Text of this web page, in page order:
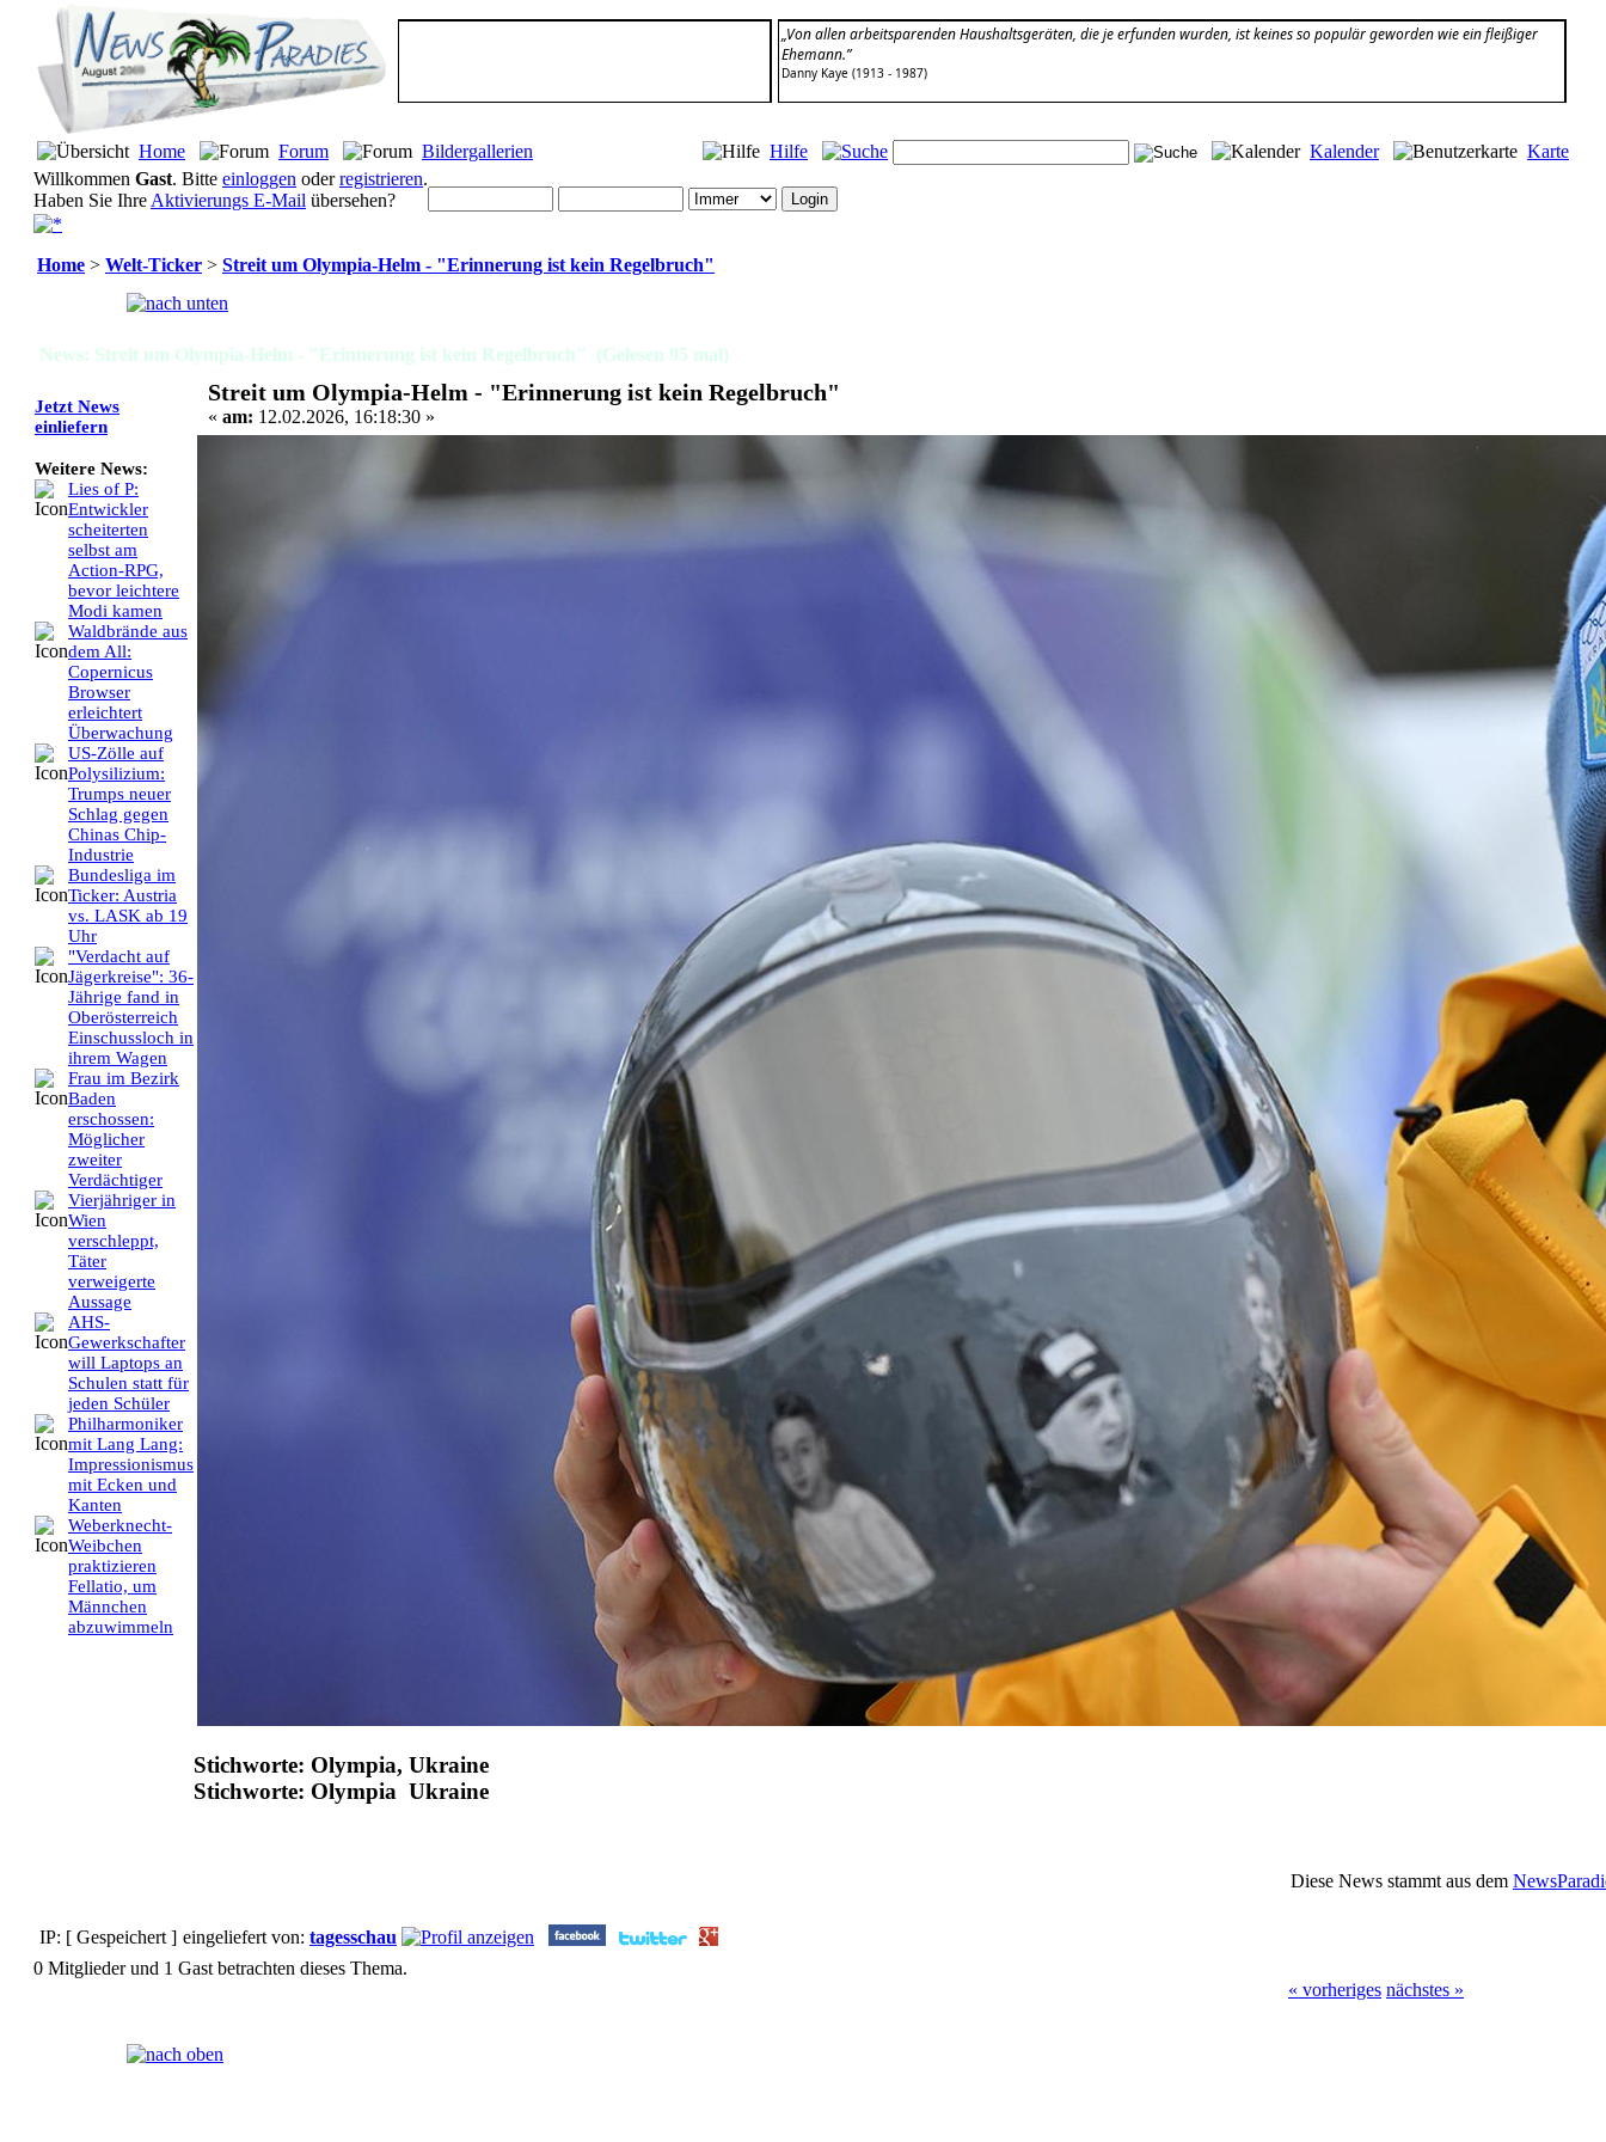
„Von allen arbeitsparenden Haushaltsgeräten, die je erfunden wurden, ist keines so populär geworden wie ein fleißiger
Ehemann.”
Danny Kaye (1913 - 1987)
Home Forum Bildergallerien Hilfe Kalender
Karte
Willkommen Gast. Bitte einloggen oderregistrieren.
Haben Sie Ihre Aktivierungs E-Mail übersehen?
Home > Welt-Ticker > Streit um Olympia-Helm - "Erinnerung ist kein Regelbruch"
News: Streit um Olympia-Helm - "Erinnerung ist kein Regelbruch" (Gelesen 95 mal)
Jetzt News
einliefern
Weitere News:
Lies of P:
Entwickler
scheiterten
selbst am
Action-RPG,
bevor leichtere
Modi kamen
Waldbrände aus
dem All:
Copernicus
Browser
erleichtert
Überwachung
US-Zölle auf
Polysilizium:
Trumps neuer
Schlag gegen
Chinas Chip-
Industrie
Bundesliga im
Ticker: Austria
vs. LASK ab 19
Uhr
"Verdacht auf
Jägerkreise": 36-
Jährige fand in
Oberösterreich
Einschussloch in
ihrem Wagen
Frau im Bezirk
Baden
erschossen:
Möglicher
zweiter
Verdächtiger
Vierjähriger in
Wien
verschleppt,
Täter
verweigerte
Aussage
AHS-
Gewerkschafter
will Laptops an
Schulen statt für
jeden Schüler
Philharmoniker
mit Lang Lang:
Impressionismus
mit Ecken und
Kanten
Weberknecht-
Weibchen
praktizieren
Fellatio, um
Männchen
abzuwimmeln
Streit um Olympia-Helm - "Erinnerung ist kein Regelbruch"
« am: 12.02.2026, 16:18:30 »
Stichworte: Olympia, Ukraine
Stichworte: Olympia Ukraine
Diese News stammt aus dem
IP: [ Gespeichert ] eingeliefert von: tagesschau
0 Mitglieder und 1 Gast betrachten dieses Thema.
« vorheriges nächstes »